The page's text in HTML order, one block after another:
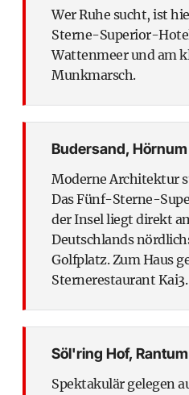
Wer Ruhe sucht, ist
Sterne-Superior-
Wattenmeer und am
Munkmarsch.
Budersand, Hörnum
Moderne Architektur
Das Fünf-Sterne-
der Insel liegt direkt
Deutschlands
Golfplatz. Zum Haus
Sternerestaurant Kai3.
Söl'ring Hof, Rantum
Spektakulär gelegen